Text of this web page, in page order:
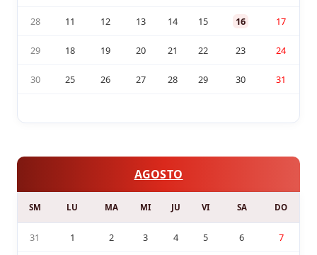
28 11 12 13 14 15 16 17
29 18 19 20 21 22 23 24
30 25 26 27 28 29 30 31
AGOSTO
SM LU MA MI JU VI SA DO
31 1 2 3 4 5 6 7